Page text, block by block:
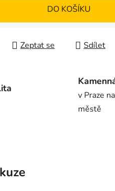
DO KOŠÍKU
Zeptat se Sdílet
v Praze
městě